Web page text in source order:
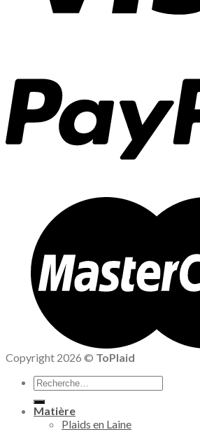
Copyright 2026 © ToPlaid
Recherche
pour :
Matière
Plaids en Laine